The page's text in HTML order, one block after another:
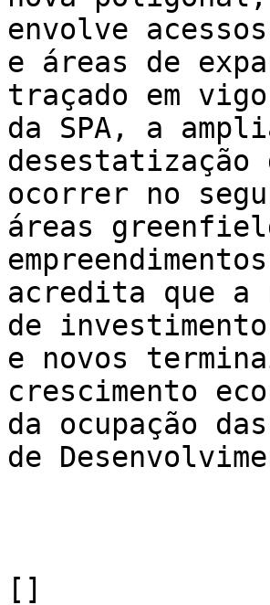
envolve
e áreas de
traçado em
da SPA, a
ocorrer no
áreas
acredita que a
de
e novos
crescimento
da ocupação
de
[]